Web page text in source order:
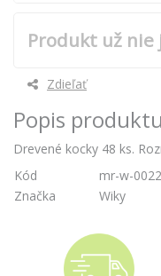
Produkt už
Zdieľať
Popis produktu
Drevené kocky 48 ks.
Kód
mr-w-
Značka
Wiky